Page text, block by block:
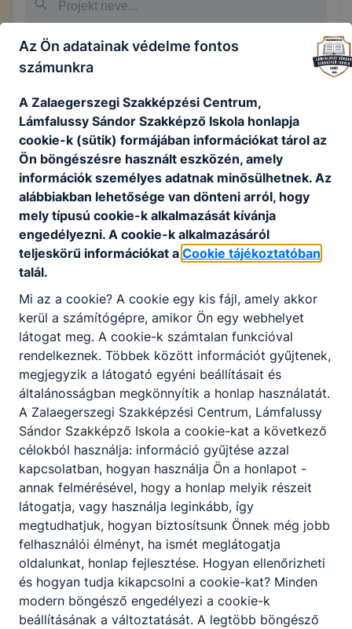
Széchenyi 2020 projektek
Nincs találat
Partnereink
Az Ön adatainak védelme fontos
számunkra
A Zalaegerszegi Szakképzési Centrum,
Lámfalussy Sándor Szakképző Iskola honlapja
cookie-k (sütik) formájában információkat tárol az
Ön böngészésre használt eszközén, amely
információk személyes adatnak minősülhetnek. Az
alábbiakban lehetősége van dönteni arról, hogy
mely típusú cookie-k alkalmazását kívánja
engedélyezni. A cookie-k alkalmazásáról
teljeskörű információkat a Cookie tájékoztatóban
talál.
Mi az a cookie? A cookie egy kis fájl, amely akkor
kerül a számítógépre, amikor Ön egy webhelyet
látogat meg. A cookie-k számtalan funkcióval
rendelkeznek. Többek között információt gyűjtenek,
megjegyzik a látogató egyéni beállításait és
általánosságban megkönnyítik a honlap használatát.
A Zalaegerszegi Szakképzési Centrum, Lámfalussy
Sándor Szakképző Iskola a cookie-kat a következő
célokból használja: információ gyűjtése azzal
kapcsolatban, hogyan használja Ön a honlapot -
annak felmérésével, hogy a honlap melyik részeit
látogatja, vagy használja leginkább, így
megtudhatjuk, hogyan biztosítsunk Önnek még jobb
felhasználói élményt, ha ismét meglátogatja
oldalunkat, honlap fejlesztése. Hogyan ellenőrizheti
és hogyan tudja kikapcsolni a cookie-kat? Minden
modern böngésző engedélyezi a cookie-k
beállításának a változtatását. A legtöbb böngésző